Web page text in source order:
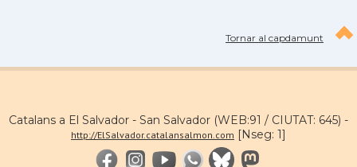
Tornar al capdamunt
Catalans a El Salvador - San Salvador (WEB:91 / CIUTAT: 645) -
http://ElSalvador.catalansalmon.com [Nseg: 1]